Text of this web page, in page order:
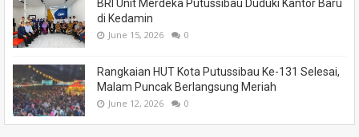
BRI Unit Merdeka Putussibau Duduki Kantor Baru
di Kedamin
June 15, 2026 0
Rangkaian HUT Kota Putussibau Ke-131 Selesai,
Malam Puncak Berlangsung Meriah
June 12, 2026 0